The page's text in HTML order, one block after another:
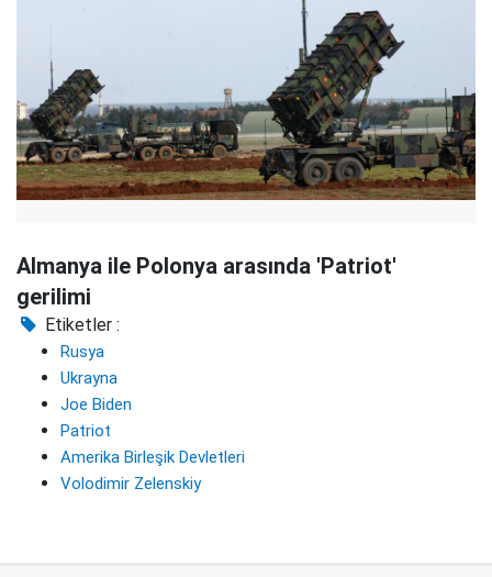
Almanya ile Polonya arasında 'Patriot'
gerilimi
Etiketler :
Rusya
Ukrayna
Joe Biden
Patriot
Amerika Birleşik Devletleri
Volodimir Zelenskiy